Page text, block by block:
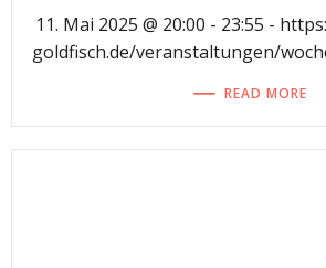
11. Mai 2025 @ 20:00 - 23:55 -
goldfisch.de/veranstaltungen/
READ MORE